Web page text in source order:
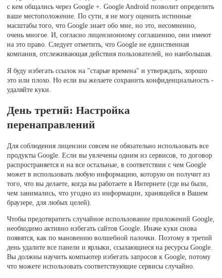
с кем общались через Google +. Google Android позволит определить
ваше местоположение. По сути, я не могу оценить истинные
масштабы того, что Google знает обо мне, но это, несомненно,
очень многое. И, согласно лицензионному соглашению, они имеют
на это право. Следует отметить, что Google не единственная
компания, отслеживающая действия пользователей, но наибольшая.
Я буду избегать ссылок на "старые времена" и утверждать, хорошо
это или плохо. Но если вы желаете сохранить конфиденциальность -
удаляйте куки.
День третий: Настройка
перенаправлений
Для соблюдения лицензии совсем не обязательно использовать все
продукты Google. Если вы увлечены одним из сервисов, то договор
распространяется и на все остальные, в соответствии с чем Google
может в использовать любую информацию, которую он получит из
того, что вы делаете, когда вы работаете в Интернете (где вы были,
чем занимались, что угодно из информации, хранящейся в Вашем
браузере, для любых целей).
Чтобы предотвратить случайное использование приложений Google,
необходимо активно избегать сайтов Google. Иначе куки снова
появятся, как по мановению волшебной палочки. Поэтому в третий
день удалите все панели и ярлыки, ссылающиеся на ресурсы Google.
Вы должны научить компьютер избегать запросов к Google, потому
что можете использовать соответствующие сервисы случайно.